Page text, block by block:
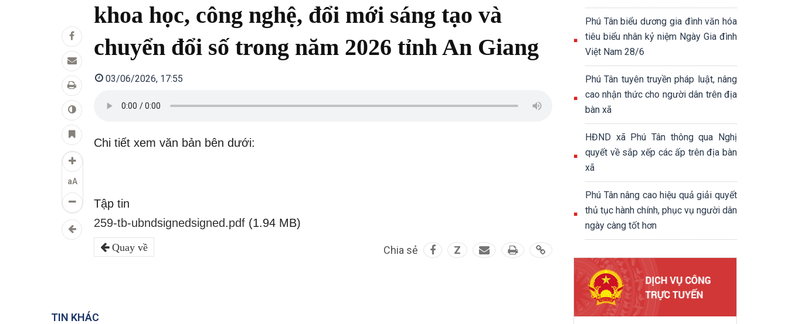
aA
khoa học, công nghệ, đổi mới sáng tạo và
chuyển đổi số trong năm 2026 tỉnh An Giang
03/06/2026, 17:55
Chi tiết xem văn bản bên dưới:
Tập tin
259-tb-ubndsignedsigned.pdf (1.94 MB)
Quay về Chia sẻ Z
TIN KHÁC
Phú Tân biểu dương gia đình văn hóa
tiêu biểu nhân kỷ niệm Ngày Gia đình
Việt Nam 28/6
Phú Tân tuyên truyền pháp luật, nâng
cao nhận thức cho người dân trên địa
bàn xã
HĐND xã Phú Tân thông qua Nghị
quyết về sắp xếp các ấp trên địa bàn
xã
Phú Tân nâng cao hiệu quả giải quyết
thủ tục hành chính, phục vụ người dân
ngày càng tốt hơn